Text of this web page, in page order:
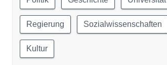
Regierung Sozialwissenschaften
Kultur